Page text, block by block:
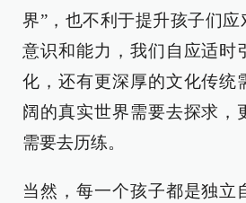
界”，也不利于提升孩子们
意识和能力，我们自应适时
化，还有更深厚的文化传统
阔的真实世界需要去探求，
需要去历练。
当然，每一个孩子都是独立